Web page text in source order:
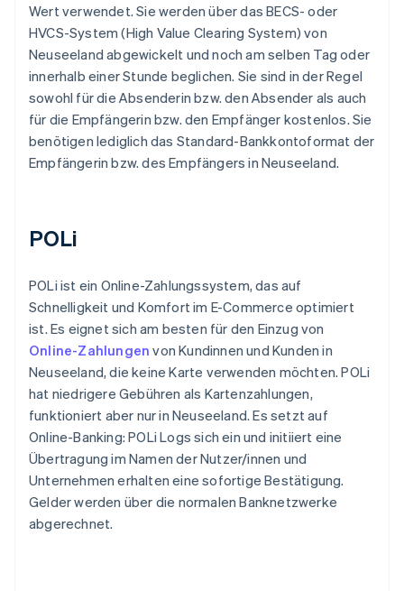
Wert verwendet. Sie werden über das BECS- oder
HVCS-System (High Value Clearing System) von
Neuseeland abgewickelt und noch am selben Tag oder
innerhalb einer Stunde beglichen. Sie sind in der Regel
sowohl für die Absenderin bzw. den Absender als auch
für die Empfängerin bzw. den Empfänger kostenlos. Sie
benötigen lediglich das Standard-Bankkontoformat der
Empfängerin bzw. des Empfängers in Neuseeland.
POLi
POLi ist ein Online-Zahlungssystem, das auf
Schnelligkeit und Komfort im E-Commerce optimiert
ist. Es eignet sich am besten für den Einzug von
Online-Zahlungen von Kundinnen und Kunden in
Neuseeland, die keine Karte verwenden möchten. POLi
hat niedrigere Gebühren als Kartenzahlungen,
funktioniert aber nur in Neuseeland. Es setzt auf
Online-Banking: POLi Logs sich ein und initiiert eine
Übertragung im Namen der Nutzer/innen und
Unternehmen erhalten eine sofortige Bestätigung.
Gelder werden über die normalen Banknetzwerke
abgerechnet.